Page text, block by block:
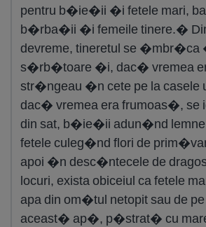
pentru b�ie�ii �i fetele mari,
b�rba�ii �i femeile tinere.�
devreme, tineretul se �mbr�ca
s�rb�toare �i, dac� vremea
str�ngeau �n cete pe la casele
dac� vremea era frumoas�,
din sat, b�ie�ii adun�nd lemne
fetele culeg�nd flori de
apoi �n desc�ntecele de
locuri, exista obiceiul ca fetele
apa din om�tul netopit sau de
aceast� ap�, p�strat� cu